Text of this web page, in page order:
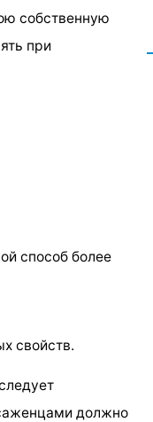
собственную
при
способ более
свойств.
должно